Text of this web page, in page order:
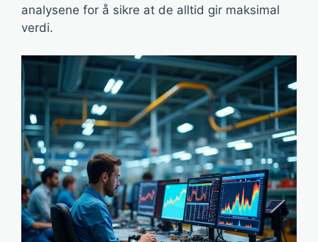
analysene for å sikre at de alltid gir maksimal
verdi.